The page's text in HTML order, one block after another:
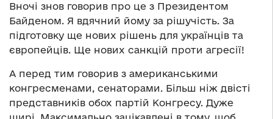
Вночі знов говорив про це з Президентом
Байденом. Я вдячний йому за рішучість. За
підготовку ще нових рішень для українців та
європейців. Ще нових санкцій проти агресії!
А перед тим говорив з американськими
конгресменами, сенаторами. Більш ніж двісті
представників обох партій Конгресу. Дуже